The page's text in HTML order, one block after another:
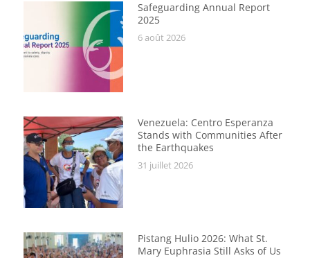
Safeguarding Annual Report
2025
6 août 2026
Venezuela: Centro Esperanza
Stands with Communities After
the Earthquakes
31 juillet 2026
Pistang Hulio 2026: What St.
Mary Euphrasia Still Asks of Us